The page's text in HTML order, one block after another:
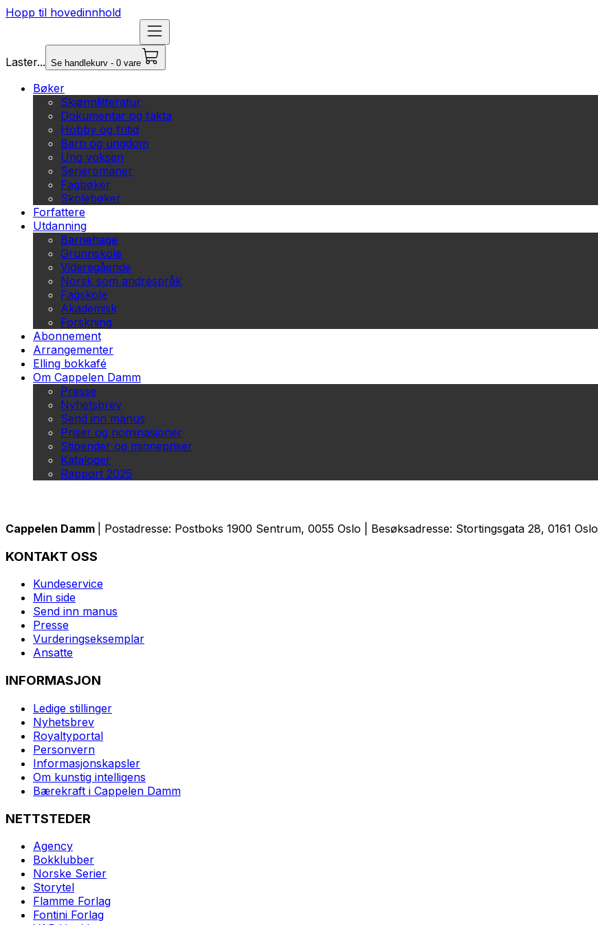
Hopp til hovedinnhold
Laster... Se handlekurv - 0 vare
Bøker
Skjønnlitteratur
Dokumentar og fakta
Hobby og fritid
Barn og ungdom
Ung voksen
Serieromaner
Fagbøker
Skolebøker
Forfattere
Utdanning
Barnehage
Grunnskole
Videregående
Norsk som andrespråk
Fagskole
Akademisk
Forskning
Abonnement
Arrangementer
Elling bokkafé
Om Cappelen Damm
Presse
Nyhetsbrev
Send inn manus
Priser og nominasjoner
Stipender og minnepriser
Kataloger
Rapport 2025
Cappelen Damm | Postadresse: Postboks 1900 Sentrum, 0055 Oslo | Besøksadresse: Stortingsgata 28, 0161 Oslo
KONTAKT OSS
Kundeservice
Min side
Send inn manus
Presse
Vurderingseksemplar
Ansatte
INFORMASJON
Ledige stillinger
Nyhetsbrev
Royaltyportal
Personvern
Informasjonskapsler
Om kunstig intelligens
Bærekraft i Cappelen Damm
NETTSTEDER
Agency
Bokklubber
Norske Serier
Storytel
Flamme Forlag
Fontini Forlag